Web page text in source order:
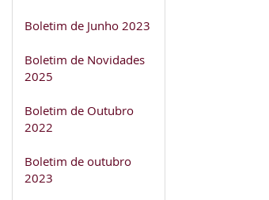
Boletim de Junho 2023
Boletim de Novidades
2025
Boletim de Outubro
2022
Boletim de outubro
2023